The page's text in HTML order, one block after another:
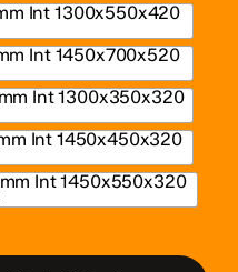
Int 1300x550x420
Int 1450x700x520
Int 1300x350x320
Int 1450x450x320
Int 1450x550x320